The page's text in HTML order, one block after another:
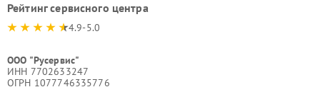
Рейтинг сервисного центра
4.9-5.0
ООО "Русервис"
ИНН 7702633247
ОГРН 1077746335776